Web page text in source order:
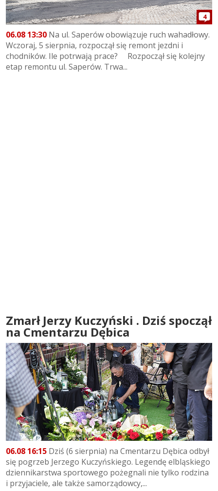
4
06.08 13:30 Na ul. Saperów obowiązuje ruch wahadłowy.
Wczoraj, 5 sierpnia, rozpoczął się remont jezdni i
chodników. Ile potrwają prace? Rozpoczął się kolejny
etap remontu ul. Saperów. Trwa...
Zmarł Jerzy Kuczyński . Dziś spoczął
na Cmentarzu Dębica
06.08 16:15 Dziś (6 sierpnia) na Cmentarzu Dębica odbył
się pogrzeb Jerzego Kuczyńskiego. Legendę elbląskiego
dziennikarstwa sportowego pożegnali nie tylko rodzina
i przyjaciele, ale także samorządowcy,...